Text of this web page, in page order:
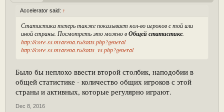
Accelerator said: ↑
Статистика теперь также показывает кол-во игроков с той или
иной страны. Посмотреть это можно вОбщей статистике.
http://core-ss.myarena.ru/stats.php?general
http://core-ss.myarena.ru/stats_vs.php?general
Было бы неплохо ввести второй столбик, наподобии в
общей статистике - количество общих игроков с этой
страны и активных, которые регулярно играют.
Dec 8, 2016